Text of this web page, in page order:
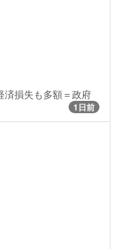
損失も多額＝政府
1日前